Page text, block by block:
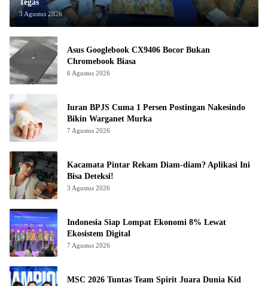
Tegas
3 Agustus 2026
Asus Googlebook CX9406 Bocor Bukan
Chromebook Biasa
6 Agustus 2026
Iuran BPJS Cuma 1 Persen Postingan Nakesindo
Bikin Warganet Murka
7 Agustus 2026
Kacamata Pintar Rekam Diam-diam? Aplikasi Ini
Bisa Deteksi!
3 Agustus 2026
Indonesia Siap Lompat Ekonomi 8% Lewat
Ekosistem Digital
7 Agustus 2026
MSC 2026 Tuntas Team Spirit Juara Dunia Kid